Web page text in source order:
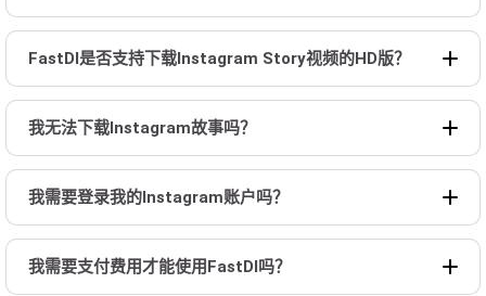
FastDl是否支持下载Instagram Story视频的HD版？
我无法下载Instagram故事吗？
我需要登录我的Instagram账户吗？
我需要支付费用才能使用FastDl吗？